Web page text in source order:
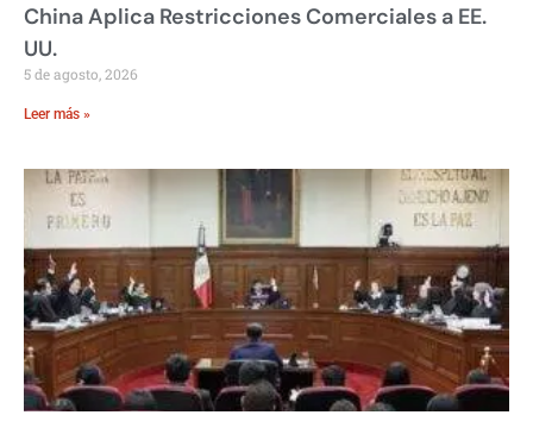
China Aplica Restricciones Comerciales a EE.
UU.
5 de agosto, 2026
Leer más »